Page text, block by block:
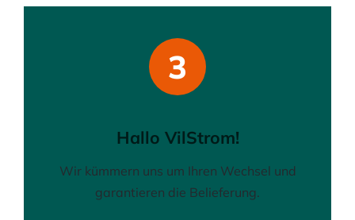
3
Hallo VilStrom!
Wir kümmern uns um Ihren Wechsel und
garantieren die Belieferung.